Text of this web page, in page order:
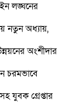
লঙ্ঘনের
নতুন অধ্যায়,
অংশীদার
চরমভাবে
যুবক গ্রেপ্তার